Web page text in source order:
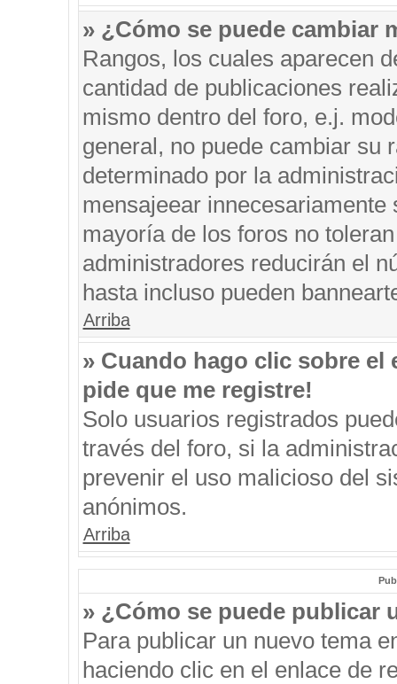
» ¿Cómo se puede cambiar
Rangos, los cuales aparecen
cantidad de publicaciones
mismo dentro del foro, e.j.
general, no puede cambiar su
determinado por la
mensajeear
mayoría de los foros no
administradores reducirán el
hasta incluso pueden
Arriba
» Cuando hago clic sobre el
pide que me registre!
Solo usuarios registrados
través del foro, si la
prevenir el uso malicioso del
anónimos.
Arriba
» ¿Cómo se puede publicar
Para publicar un nuevo tema
haciendo clic en el enlace de